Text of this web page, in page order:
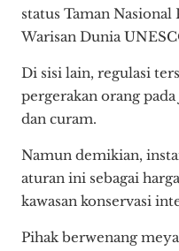
status Taman
Warisan Dunia
Di sisi lain, regulasi
pergerakan orang
dan curam.
Namun demikian,
aturan ini sebagai
kawasan konservasi
Pihak berwenang